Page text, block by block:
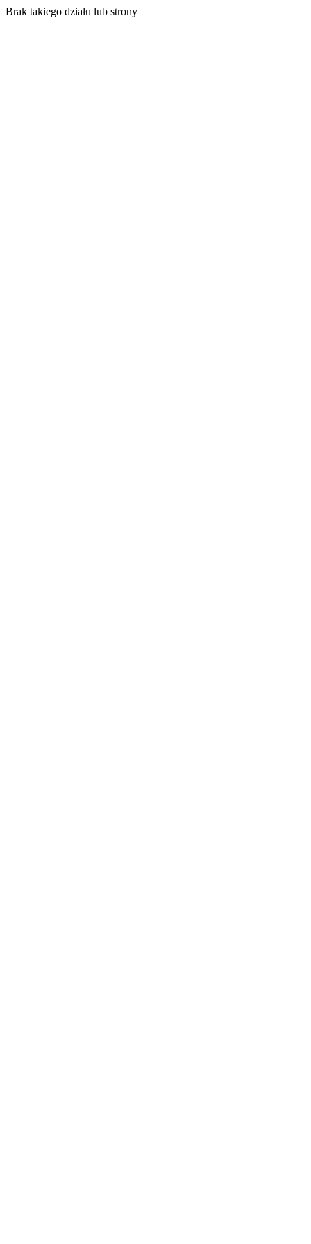
Brak takiego działu lub strony